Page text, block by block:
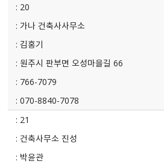
20
가나 건축사사무소
김홍기
원주시 판부면 오성마을길 66
766-7079
070-8840-7078
21
건축사무소 진성
박윤관